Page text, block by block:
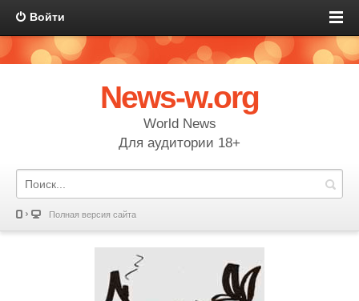
Войти
News-w.org
World News
Для аудитории 18+
Полная версия сайта